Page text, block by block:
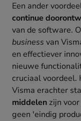
Een ander
continue
van de software.
business van
en effectiever
nieuwe
cruciaal voordeel.
Visma erachter
middelen zijn
geen 'eindig